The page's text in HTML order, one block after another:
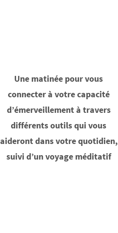
Une matinée pour vous
connecter à votre capacité
d’émerveillement à travers
différents outils qui vous
aideront dans votre quotidien,
suivi d’un voyage méditatif